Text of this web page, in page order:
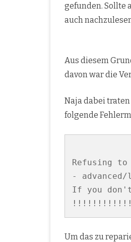
gefunden. Sollte
auch
Aus diesem
davon war die
Naja dabei
folgende
Refusing
-
If you don't
Um das zu